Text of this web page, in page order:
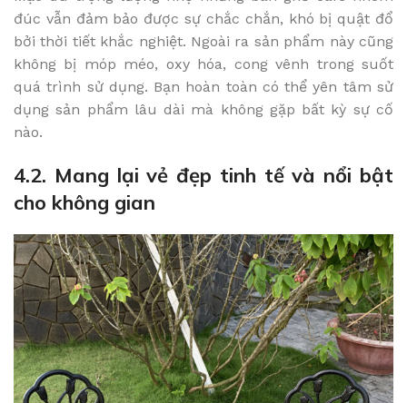
đúc vẫn đảm bảo được sự chắc chắn, khó bị quật đổ
bởi thời tiết khắc nghiệt. Ngoài ra sản phẩm này cũng
không bị móp méo, oxy hóa, cong vênh trong suốt
quá trình sử dụng. Bạn hoàn toàn có thể yên tâm sử
dụng sản phẩm lâu dài mà không gặp bất kỳ sự cố
nào.
4.2. Mang lại vẻ đẹp tinh tế và nổi bật
cho không gian